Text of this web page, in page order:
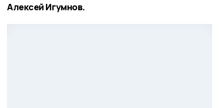
Алексей Игумнов.